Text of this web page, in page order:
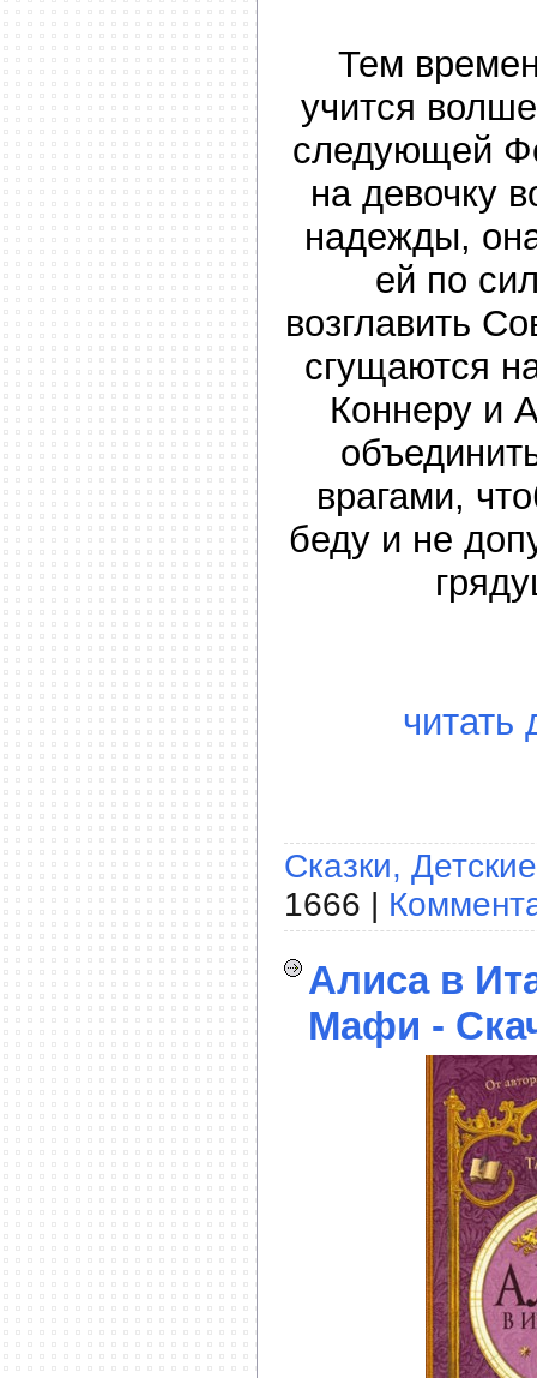
Тем
учится
следующей
на девочку
надежды,
ей по
возглавить
сгущаются
Коннеру и
врагами,
беду и не
читать
Сказки,
1666 |
Алиса в
Мафи -